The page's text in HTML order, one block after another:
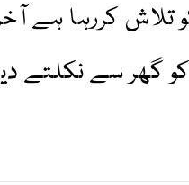
کررہا ہے
کو گھر سے نکلتے